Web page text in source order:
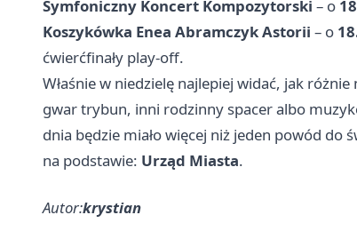
Symfoniczny Koncert Kompozytorski – o
Koszykówka Enea Abramczyk Astorii – o
ćwierćfinały play-off.
Właśnie w niedzielę najlepiej widać, jak
gwar trybun, inni rodzinny spacer albo
dnia będzie miało więcej niż jeden powód do
na podstawie: Urząd Miasta.
Autor:krystian